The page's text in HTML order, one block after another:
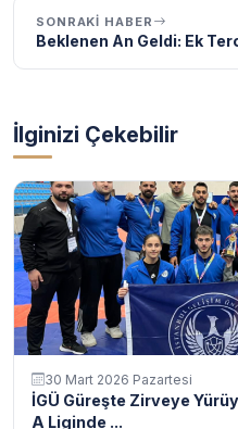
SONRAKI HABER
Beklenen An Geldi: Ek
İlginizi Çekebilir
30 Mart 2026 Pazartesi
İGÜ Güreşte Zirveye
A Liginde ...